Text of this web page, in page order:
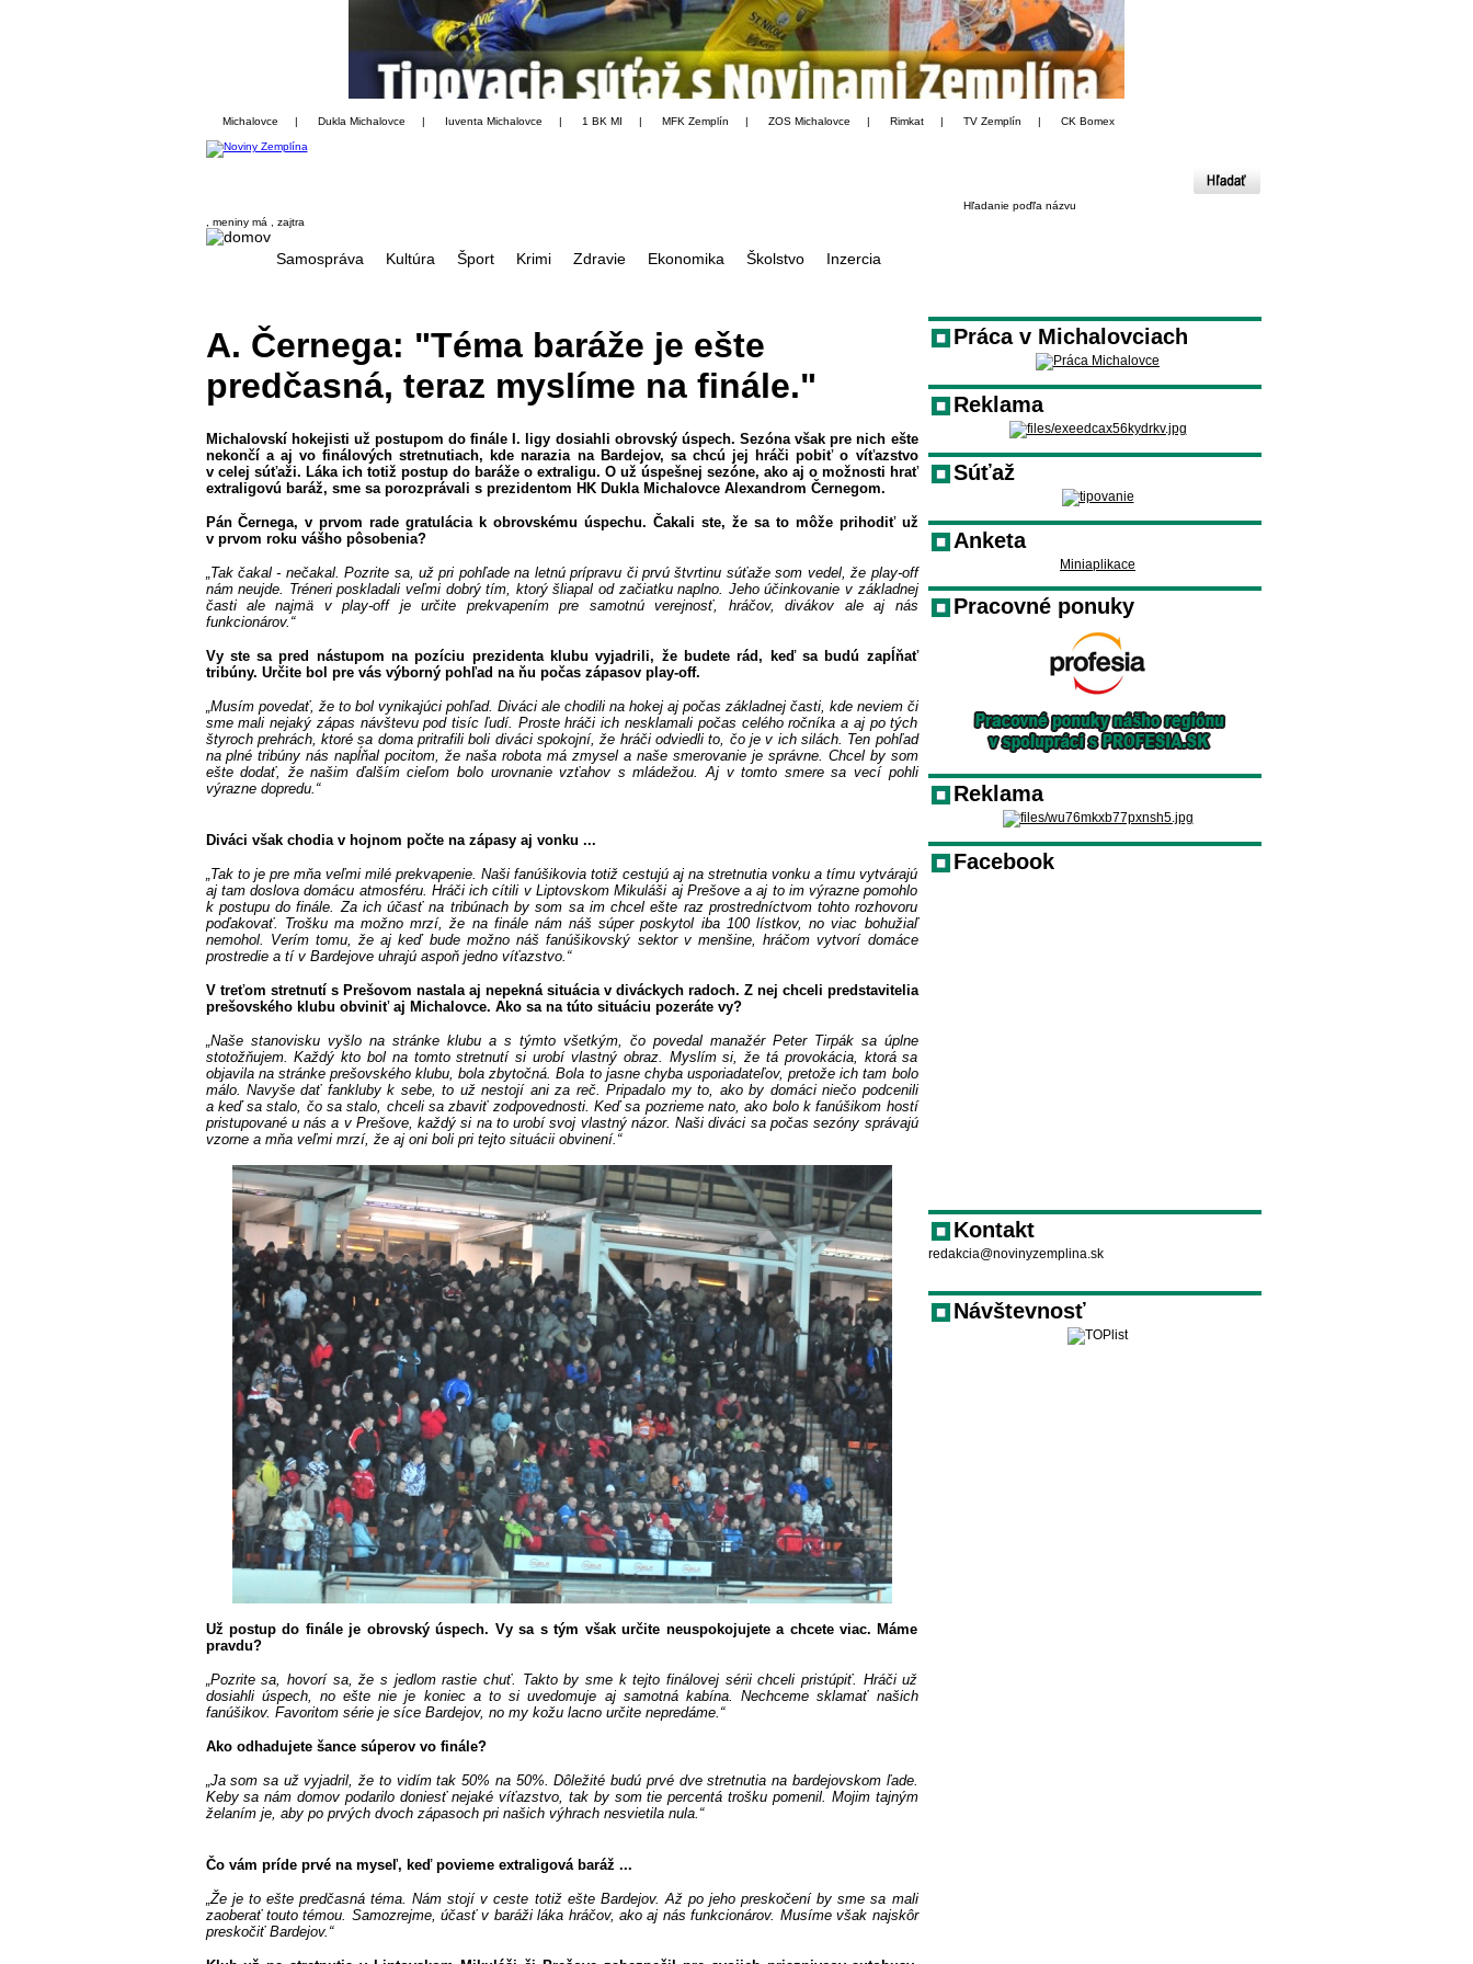
Michalovce | Dukla Michalovce | Iuventa Michalovce | 1 BK MI | MFK Zemplín | ZOS Michalovce | Rimkat | TV Zemplín | CK Bomex
Hľadanie poďľa názvu
, meniny má
, zajtra
Samospráva Kultúra Šport Krimi Zdravie Ekonomika Školstvo Inzercia
A. Černega: "Téma baráže je ešte
predčasná, teraz myslíme na finále."
Michalovskí hokejisti už postupom do finále I. ligy dosiahli obrovský úspech. Sezóna však pre nich ešte
nekončí a aj vo finálových stretnutiach, kde narazia na Bardejov, sa chcú jej hráči pobiť o víťazstvo
v celej súťaži. Láka ich totiž postup do baráže o extraligu. O už úspešnej sezóne, ako aj o možnosti hrať
extraligovú baráž, sme sa porozprávali s prezidentom HK Dukla Michalovce Alexandrom Černegom.
Pán Černega, v prvom rade gratulácia k obrovskému úspechu. Čakali ste, že sa to môže prihodiť už
v prvom roku vášho pôsobenia?
„Tak čakal - nečakal. Pozrite sa, už pri pohľade na letnú prípravu či prvú štvrtinu súťaže som vedel, že play-off
nám neujde. Tréneri poskladali veľmi dobrý tím, ktorý šliapal od začiatku naplno. Jeho účinkovanie v základnej
časti ale najmä v play-off je určite prekvapením pre samotnú verejnosť, hráčov, divákov ale aj nás
funkcionárov.“
Vy ste sa pred nástupom na pozíciu prezidenta klubu vyjadrili, že budete rád, keď sa budú zapĺňať
tribúny. Určite bol pre vás výborný pohľad na ňu počas zápasov play-off.
„Musím povedať, že to bol vynikajúci pohľad. Diváci ale chodili na hokej aj počas základnej časti, kde neviem či
sme mali nejaký zápas návštevu pod tisíc ľudí. Proste hráči ich nesklamali počas celého ročníka a aj po tých
štyroch prehrách, ktoré sa doma pritrafili boli diváci spokojní, že hráči odviedli to, čo je v ich silách. Ten pohľad
na plné tribúny nás napĺňal pocitom, že naša robota má zmysel a naše smerovanie je správne. Chcel by som
ešte dodať, že našim ďalším cieľom bolo urovnanie vzťahov s mládežou. Aj v tomto smere sa vecí pohli
výrazne dopredu.“
Diváci však chodia v hojnom počte na zápasy aj vonku ...
„Tak to je pre mňa veľmi milé prekvapenie. Naši fanúšikovia totiž cestujú aj na stretnutia vonku a tímu vytvárajú
aj tam doslova domácu atmosféru. Hráči ich cítili v Liptovskom Mikuláši aj Prešove a aj to im výrazne pomohlo
k postupu do finále. Za ich účasť na tribúnach by som sa im chcel ešte raz prostredníctvom tohto rozhovoru
poďakovať. Trošku ma možno mrzí, že na finále nám náš súper poskytol iba 100 lístkov, no viac bohužiaľ
nemohol. Verím tomu, že aj keď bude možno náš fanúšikovský sektor v menšine, hráčom vytvorí domáce
prostredie a tí v Bardejove uhrajú aspoň jedno víťazstvo.“
V treťom stretnutí s Prešovom nastala aj nepekná situácia v diváckych radoch. Z nej chceli predstavitelia
prešovského klubu obviniť aj Michalovce. Ako sa na túto situáciu pozeráte vy?
„Naše stanovisku vyšlo na stránke klubu a s týmto všetkým, čo povedal manažér Peter Tirpák sa úplne
stotožňujem. Každý kto bol na tomto stretnutí si urobí vlastný obraz. Myslím si, že tá provokácia, ktorá sa
objavila na stránke prešovského klubu, bola zbytočná. Bola to jasne chyba usporiadateľov, pretože ich tam bolo
málo. Navyše dať fankluby k sebe, to už nestojí ani za reč. Pripadalo my to, ako by domáci niečo podcenili
a keď sa stalo, čo sa stalo, chceli sa zbaviť zodpovednosti. Keď sa pozrieme nato, ako bolo k fanúšikom hostí
pristupované u nás a v Prešove, každý si na to urobí svoj vlastný názor. Naši diváci sa počas sezóny správajú
vzorne a mňa veľmi mrzí, že aj oni boli pri tejto situácii obvinení.“
Už postup do finále je obrovský úspech. Vy sa s tým však určite neuspokojujete a chcete viac. Máme
pravdu?
„Pozrite sa, hovorí sa, že s jedlom rastie chuť. Takto by sme k tejto finálovej sérii chceli pristúpiť. Hráči už
dosiahli úspech, no ešte nie je koniec a to si uvedomuje aj samotná kabína. Nechceme sklamať našich
fanúšikov. Favoritom série je síce Bardejov, no my kožu lacno určite nepredáme.“
Ako odhadujete šance súperov vo finále?
„Ja som sa už vyjadril, že to vidím tak 50% na 50%. Dôležité budú prvé dve stretnutia na bardejovskom ľade.
Keby sa nám domov podarilo doniesť nejaké víťazstvo, tak by som tie percentá trošku pomenil. Mojim tajným
želaním je, aby po prvých dvoch zápasoch pri našich výhrach nesvietila nula.“
Čo vám príde prvé na myseľ, keď povieme extraligová baráž ...
„Že je to ešte predčasná téma. Nám stojí v ceste totiž ešte Bardejov. Až po jeho preskočení by sme sa mali
zaoberať touto témou. Samozrejme, účasť v baráži láka hráčov, ako aj nás funkcionárov. Musíme však najskôr
preskočiť Bardejov.“
Práca v Michalovciach
Reklama
Súťaž
Anketa
Miniaplikace
Pracovné ponuky
Reklama
Facebook
Kontakt
redakcia@novinyzemplina.sk
Návštevnosť